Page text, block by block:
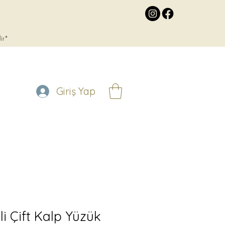
Giriş Yap
Çift Kalp Yüzük